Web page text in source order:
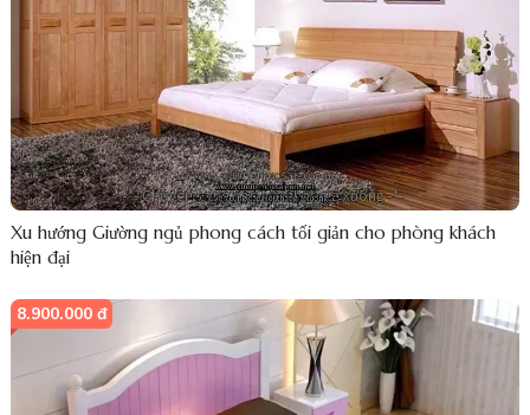
Xu hướng Giường ngủ phong cách tối giản cho phòng khách
hiện đại
8.900.000 đ